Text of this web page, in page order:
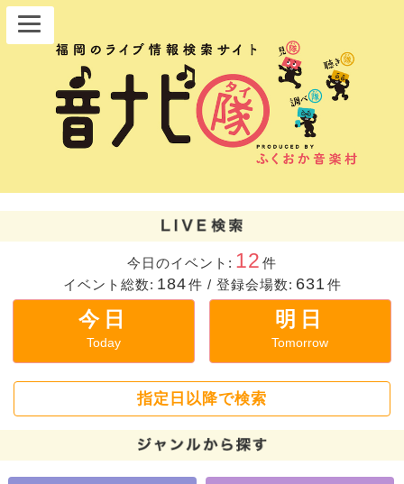
今日のイベント: 12 件
イベント総数: 184件 / 登録会場数: 631 件
今日
Today
明日
Tomorrow
指定日以降で検索